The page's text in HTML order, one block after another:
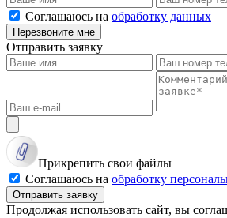
Соглашаюсь на обработку данных
Перезвоните мне
Отправить заявку
Прикрепить свои файлы
Соглашаюсь на обработку
Отправить заявку
Продолжая использовать сайт, вы